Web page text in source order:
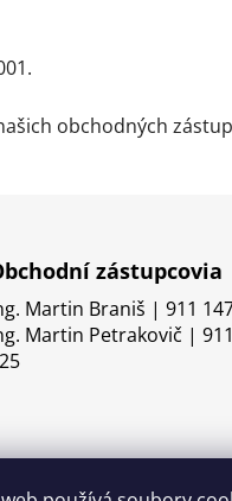
obchodných
zástupcovia
Martin Braniš | 911
Martin Petrakovič |